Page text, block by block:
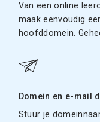
Van een online
maak eenvoudig
hoofddomein.
Domein en e-mail
Stuur je